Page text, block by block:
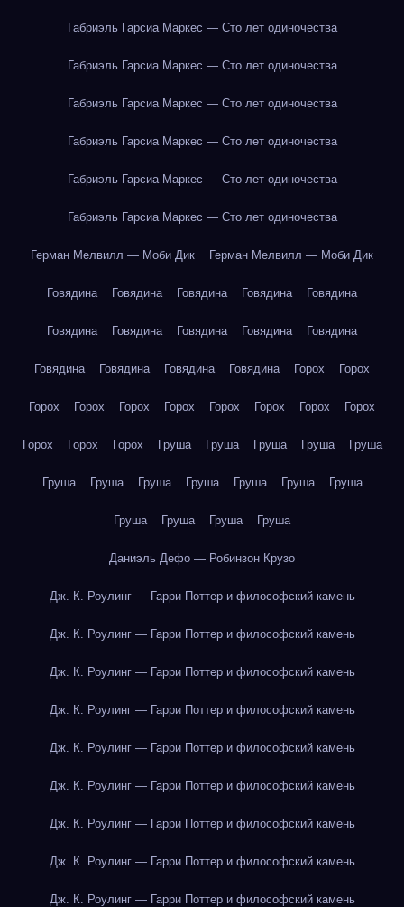
Габриэль Гарсиа Маркес — Сто лет одиночества
Габриэль Гарсиа Маркес — Сто лет одиночества
Габриэль Гарсиа Маркес — Сто лет одиночества
Габриэль Гарсиа Маркес — Сто лет одиночества
Габриэль Гарсиа Маркес — Сто лет одиночества
Габриэль Гарсиа Маркес — Сто лет одиночества
Герман Мелвилл — Моби Дик Герман Мелвилл — Моби Дик
Говядина Говядина Говядина Говядина Говядина
Говядина Говядина Говядина Говядина Говядина
Говядина Говядина Говядина Говядина Горох Горох
Горох Горох Горох Горох Горох Горох Горох Горох
Горох Горох Горох Груша Груша Груша Груша Груша
Груша Груша Груша Груша Груша Груша Груша
Груша Груша Груша Груша
Даниэль Дефо — Робинзон Крузо
Дж. К. Роулинг — Гарри Поттер и философский камень
Дж. К. Роулинг — Гарри Поттер и философский камень
Дж. К. Роулинг — Гарри Поттер и философский камень
Дж. К. Роулинг — Гарри Поттер и философский камень
Дж. К. Роулинг — Гарри Поттер и философский камень
Дж. К. Роулинг — Гарри Поттер и философский камень
Дж. К. Роулинг — Гарри Поттер и философский камень
Дж. К. Роулинг — Гарри Поттер и философский камень
Дж. К. Роулинг — Гарри Поттер и философский камень